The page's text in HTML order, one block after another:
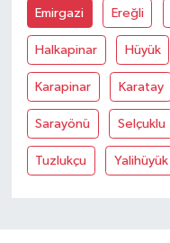
Emirgazi Ereğli
Halkapinar Hüyük
Karapinar Karatay
Sarayönü Selçuklu
Tuzlukçu Yalihüyük